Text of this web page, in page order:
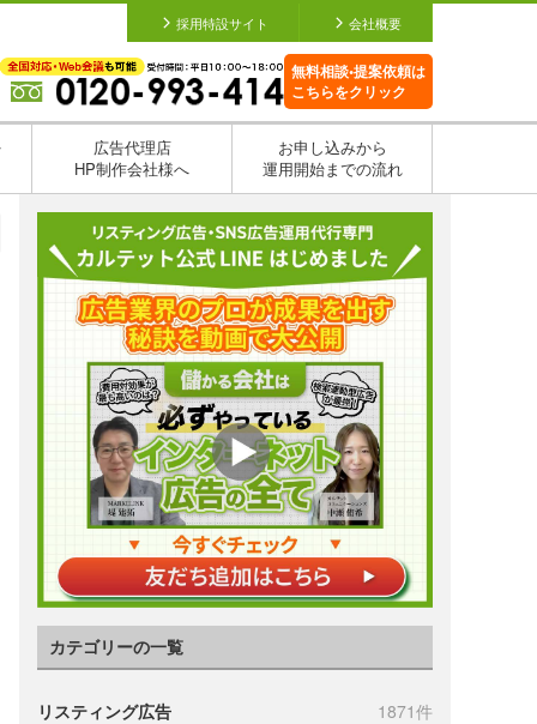
採用特設サイト 会社概要
無料相談•提案依頼は
こちらをクリック
広告代理店
HP制作会社様へ
お申し込みから
運用開始までの流れ
カテゴリーの一覧
リスティング広告 1871件